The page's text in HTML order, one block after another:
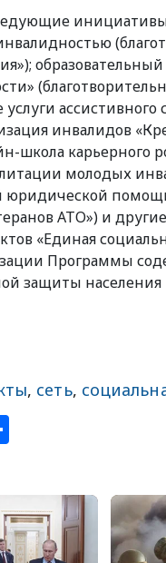
образовательный
инвалидов
школа
молодых
юридической
АТО») и
«Единая
Программы
защиты населения
, сеть,